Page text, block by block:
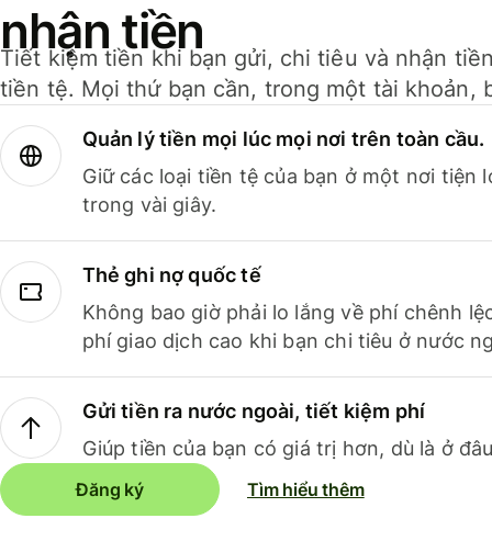
nhận tiền
Tiết kiệm tiền khi bạn gửi, chi tiêu và nhận
tiền tệ. Mọi thứ bạn cần, trong một tài khoản,
Quản lý tiền mọi lúc mọi nơi trên toàn cầu.
Giữ các loại tiền tệ của bạn ở một nơi tiện
trong vài giây.
Thẻ ghi nợ quốc tế
Không bao giờ phải lo lắng về phí chênh
phí giao dịch cao khi bạn chi tiêu ở nước
Gửi tiền ra nước ngoài, tiết kiệm phí
Giúp tiền của bạn có giá trị hơn, dù là ở
Đăng ký Tìm hiểu thêm